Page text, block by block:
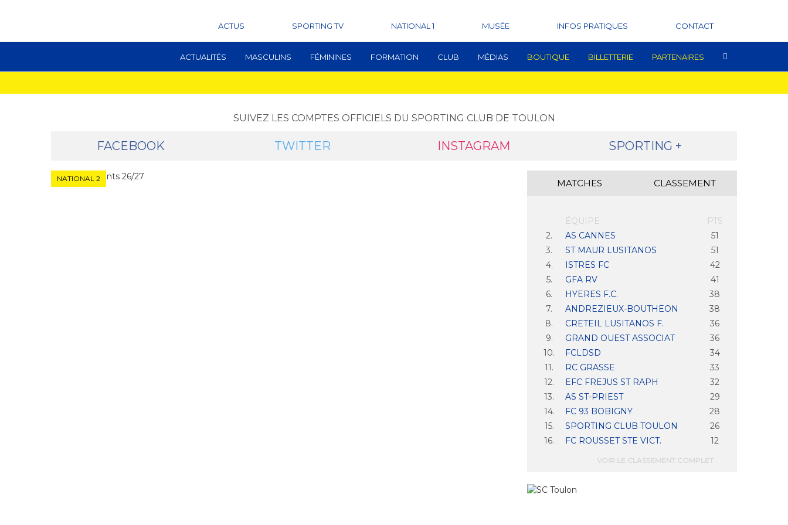
ACTUS SPORTING TV NATIONAL 1 MUSÉE INFOS PRATIQUES CONTACT
ACTUALITÉS MASCULINS FÉMININES FORMATION CLUB MÉDIAS BOUTIQUE BILLETTERIE PARTENAIRES
SUIVEZ LES COMPTES OFFICIELS DU SPORTING CLUB DE TOULON
FACEBOOK TWITTER INSTAGRAM SPORTING +
NATIONAL 2 MATCHES CLASSEMENT
ÉQUIPE
PTS
2.
AS CANNES
51
3.
ST MAUR LUSITANOS
51
4.
ISTRES FC
42
5.
GFA RV
41
6.
HYERES F.C.
38
7.
ANDREZIEUX-BOUTHEON
38
8.
CRETEIL LUSITANOS F.
36
9.
GRAND OUEST ASSOCIAT
36
10.
FCLDSD
34
11.
RC GRASSE
33
12.
EFC FREJUS ST RAPH
32
13.
AS ST-PRIEST
29
14.
FC 93 BOBIGNY
28
15.
SPORTING CLUB TOULON
26
16.
FC ROUSSET STE VICT. 12
VOIR LE CLASSEMENT COMPLET